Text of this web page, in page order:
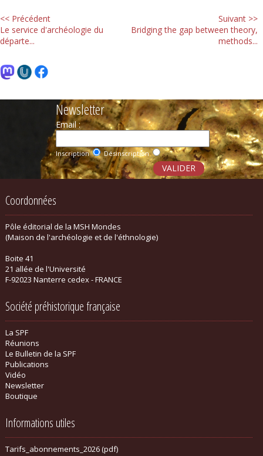
<< Précédent
Le service d'archéologie du
départe...
Suivant >>
Bridging the gap between theory,
methods...
Newsletter
Email :
Inscription Désinscription
Coordonnées
Pôle éditorial de la MSH Mondes
(Maison de l'archéologie et de l'éthnologie)
Boite 41
21 allée de l'Université
F-92023 Nanterre cedex - FRANCE
Société préhistorique française
La SPF
Réunions
Le Bulletin de la SPF
Publications
Vidéo
Newsletter
Boutique
Informations utiles
Tarifs_abonnements_2026 (pdf)